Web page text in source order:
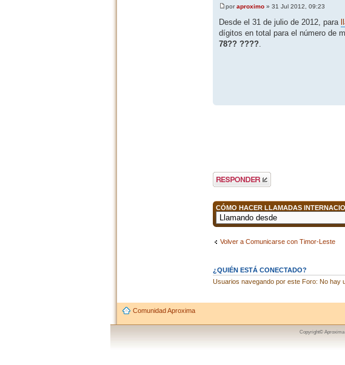
poraproximo» 31 Jul 2012, 09:23
Desde el 31 de julio de 2012, para
dígitos en total para el número de
78?? ????.
Publicar una
respuesta
CÓMO HACER LLAMADAS
Volver a Comunicarse con Timor-Leste
¿QUIÉN ESTÁ CONECTADO?
Usuarios navegando por este Foro: No hay
Comunidad Aproxima
Copyright© Aproxima